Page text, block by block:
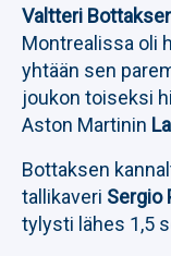
Valtteri
Montrealissa oli
yhtään sen
joukon toiseksi
Aston Martinin
Bottaksen
tallikaveri Sergio
tylysti lähes 1,5